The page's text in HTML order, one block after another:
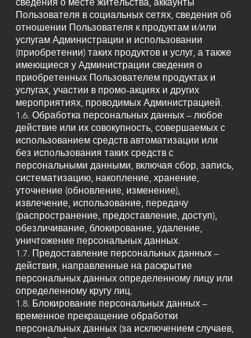
Пользователя в социальных сетях, сведения об
отношении Пользователя к продуктам и/или
услугам Администрации и использовании
(приобретении) таких продуктов и услуг, а также
имеющиеся у Администрации сведения о
приобретенных Пользователем продуктах и
услугах, участии в промо-акциях и других
мероприятиях, проводимых Администрацией.
1.6. Обработка персональных данных – любое
действие или их совокупность, совершаемых с
использованием средств автоматизации или
без использования таких средств с
персональными данными, включая сбор, запись,
систематизацию, накопление, хранение,
уточнение (обновление, изменение),
извлечение, использование, передачу
(распространение, предоставление, доступ),
обезличивание, блокирование, удаление,
уничтожение персональных данных.
1.7. Предоставление персональных данных –
действия, направленные на раскрытие
персональных данных определенному лицу или
определенному кругу лиц.
1.8. Блокирование персональных данных –
временное прекращение обработки
персональных данных (за исключением случаев,